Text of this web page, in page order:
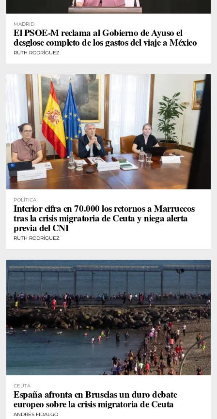
MADRID
El PSOE-M reclama al Gobierno de Ayuso el
desglose completo de los gastos del viaje a México
RUTH RODRÍGUEZ
POLÍTICA
Interior cifra en 70.000 los retornos a Marruecos
tras la crisis migratoria de Ceuta y niega alerta
previa del CNI
RUTH RODRÍGUEZ
CEUTA
España afronta en Bruselas un duro debate
europeo sobre la crisis migratoria de Ceuta
ANDRÉS FIDALGO